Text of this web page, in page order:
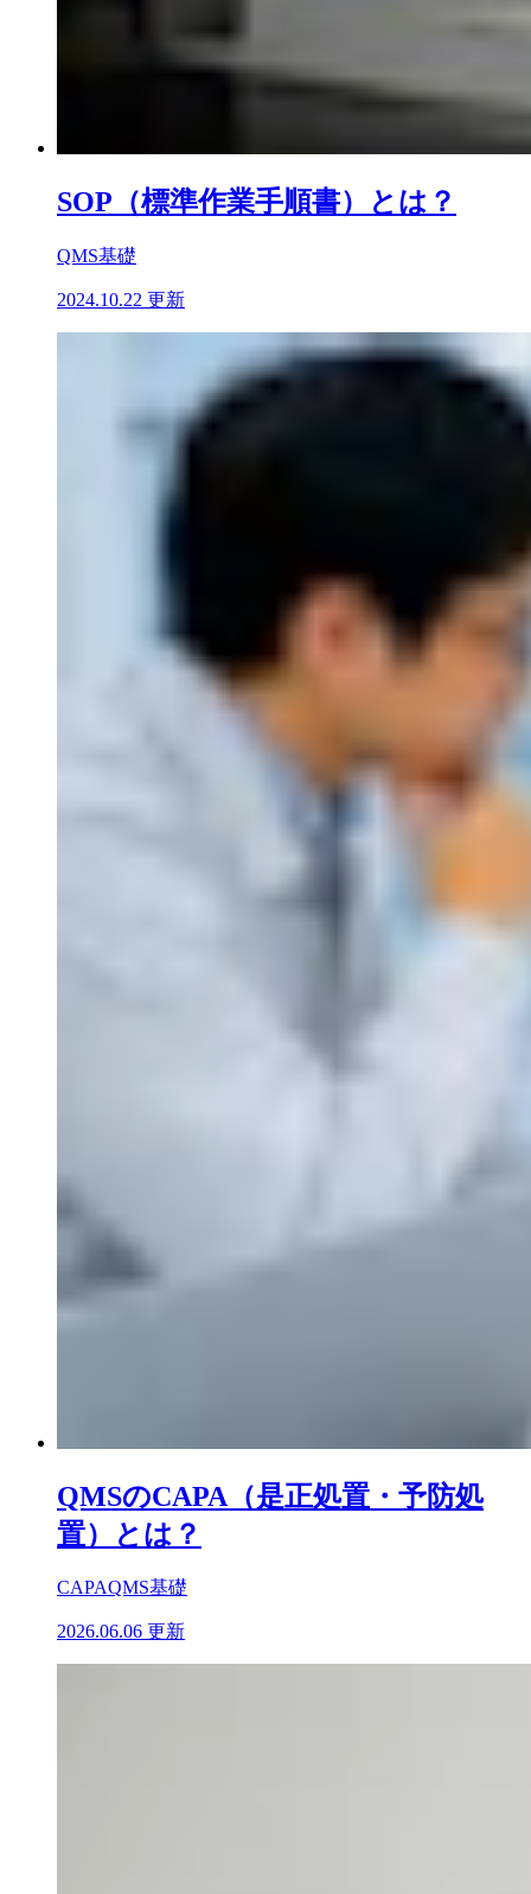
SOP（標準作業手順書）とは？
QMS基礎
2024.10.22 更新
QMSのCAPA（是正処置・予防処
置）とは？
CAPAQMS基礎
2026.06.06 更新